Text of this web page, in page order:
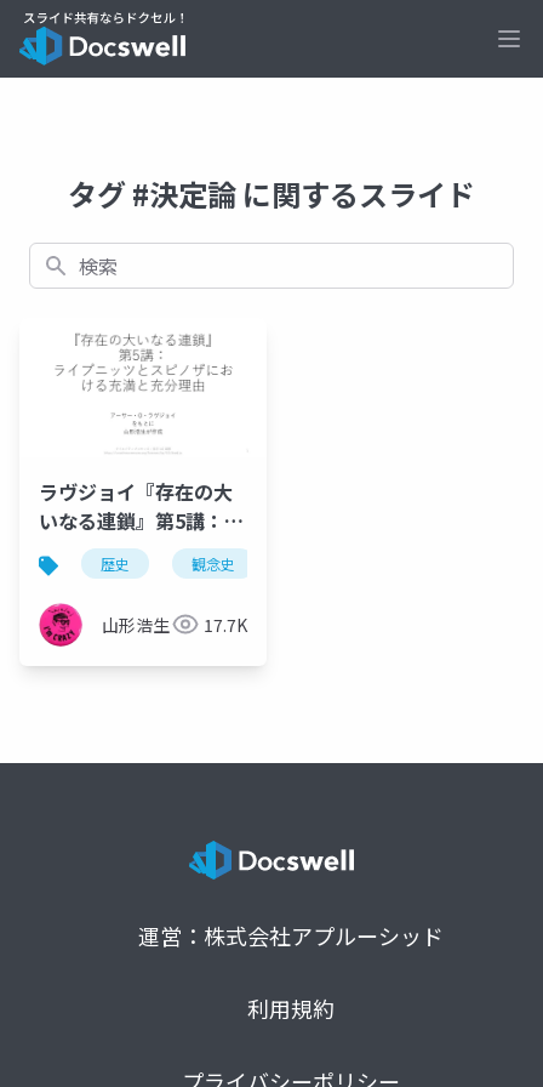
タグ #決定論 に関するスライド
検索
ラヴジョイ『存在の大
いなる連鎖』第5講：ラ
イプニッツ＆スピノザ
歴史 観念史
山形浩生 17.7K
運営：株式会社アプルーシッド
利用規約
プライバシーポリシー